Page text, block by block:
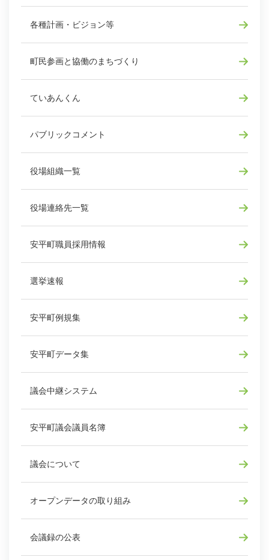
各種計画・ビジョン等
町民参画と協働のまちづくり
ていあんくん
パブリックコメント
役場組織一覧
役場連絡先一覧
安平町職員採用情報
選挙速報
安平町例規集
安平町データ集
議会中継システム
安平町議会議員名簿
議会について
オープンデータの取り組み
会議録の公表